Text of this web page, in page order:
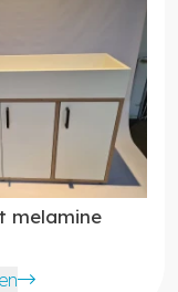
melamine